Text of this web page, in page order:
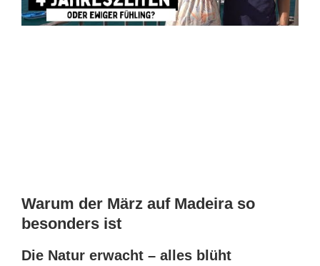
Warum der März auf Madeira so
besonders ist
Die Natur erwacht – alles blüht